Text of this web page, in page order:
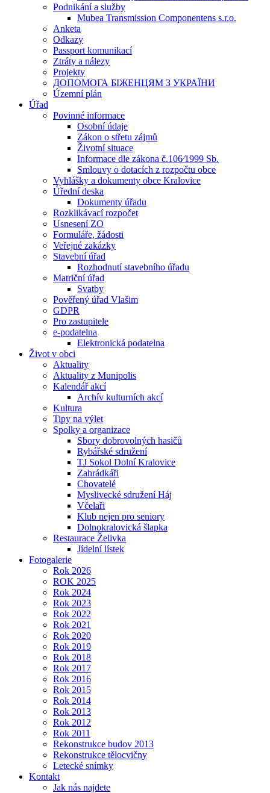
Podnikání a služby
Mubea Transmission Componentens s.r.o.
Anketa
Odkazy
Passport komunikací
Ztráty a nálezy
Projekty
ДОПОМОГА БІЖЕНЦЯМ З УКРАЇНИ
Územní plán
Úřad
Povinné informace
Osobní údaje
Zákon o střetu zájmů
Životní situace
Informace dle zákona č.106⁄1999 Sb.
Smlouvy o dotacích z rozpočtu obce
Vyhlášky a dokumenty obce Kralovice
Úřední deska
Dokumenty úřadu
Rozklikávací rozpočet
Usnesení ZO
Formuláře, žádosti
Veřejné zakázky
Stavební úřad
Rozhodnutí stavebního úřadu
Matriční úřad
Svatby
Pověřený úřad Vlašim
GDPR
Pro zastupitele
e-podatelna
Elektronická podatelna
Život v obci
Aktuality
Aktuality z Munipolis
Kalendář akcí
Archív kulturních akcí
Kultura
Tipy na výlet
Spolky a organizace
Sbory dobrovolných hasičů
Rybářské sdružení
TJ Sokol Dolní Kralovice
Zahrádkáři
Chovatelé
Myslivecké sdružení Háj
Včelaři
Klub nejen pro seniory
Dolnokralovická šlapka
Restaurace Želivka
Jídelní lístek
Fotogalerie
Rok 2026
ROK 2025
Rok 2024
Rok 2023
Rok 2022
Rok 2021
Rok 2020
Rok 2019
Rok 2018
Rok 2017
Rok 2016
Rok 2015
Rok 2014
Rok 2013
Rok 2012
Rok 2011
Rekonstrukce budov 2013
Rekonstrukce tělocvičny
Letecké snímky
Kontakt
Jak nás najdete